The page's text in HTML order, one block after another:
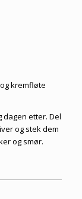
kremfløte
dagen etter. Del
og stek dem
og smør.